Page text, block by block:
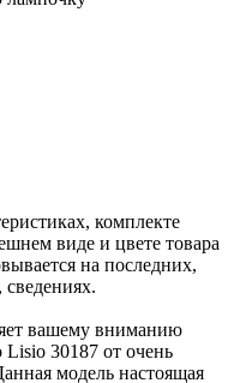
комплекте
виде и цвете товара
на последних,
вашему вниманию
30187 от очень
модель настоящая